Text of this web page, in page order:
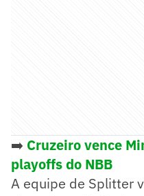
➡️ Cruzeiro vence
playoffs do NBB
A equipe de Splitter